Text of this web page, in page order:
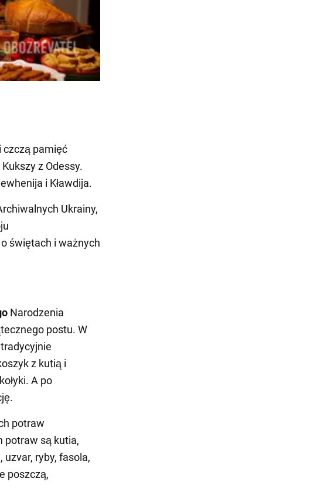
czczą pamięć
z Odessy.
i Kławdija.
Ukrainy,
świętach i ważnych
Narodzenia
postu. W
z kutią i
A po
potraw
potraw są kutia,
ryby, fasola,
poszczą,